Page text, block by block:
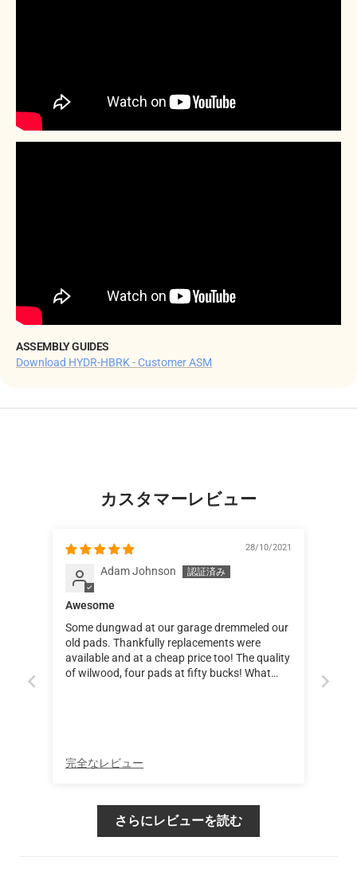
ASSEMBLY GUIDES
Download HYDR-HBRK - Customer ASM
カスタマーレビュー
28/10/2021
Adam Johnson
Awesome
Some dungwad at our garage dremmeled our
old pads. Thankfully replacements were
available and at a cheap price too! The quality
of wilwood, four pads at fifty bucks! What
完全なレビュー
さらにレビューを読む